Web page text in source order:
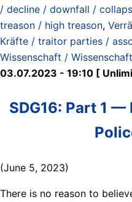
/ decline / downfall /
treason / high treason,
Kräfte / traitor parties /
Wissenschaft /
03.07.2023 - 19:10 [
SDG16: Part 1
(June 5, 2023)
There is no reason to